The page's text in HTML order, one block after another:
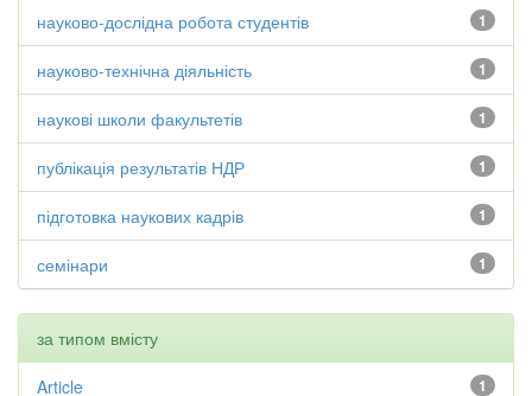
1
науково-дослідна робота студентів
1
науково-технічна діяльність
1
наукові школи факультетів
1
публікація результатів НДР
1
підготовка наукових кадрів
1
семінари
за типом вмісту
1
Article